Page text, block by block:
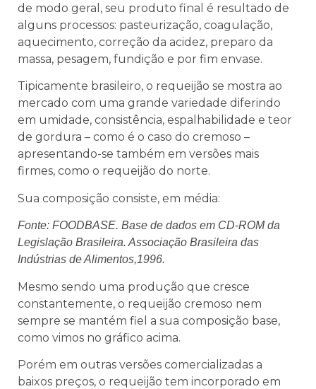
de modo geral, seu produto final é resultado de
alguns processos: pasteurização, coagulação,
aquecimento, correção da acidez, preparo da
massa, pesagem, fundição e por fim envase.
Tipicamente brasileiro, o requeijão se mostra ao
mercado com uma grande variedade diferindo
em umidade, consistência, espalhabilidade e teor
de gordura – como é o caso do cremoso –
apresentando-se também em versões mais
firmes, como o requeijão do norte.
Sua composição consiste, em média:
Fonte: FOODBASE. Base de dados em CD-ROM da
Legislação Brasileira. Associação Brasileira das
Indústrias de Alimentos,1996.
Mesmo sendo uma produção que cresce
constantemente, o requeijão cremoso nem
sempre se mantém fiel a sua composição base,
como vimos no gráfico acima.
Porém em outras versões comercializadas a
baixos preços, o requeijão tem incorporado em